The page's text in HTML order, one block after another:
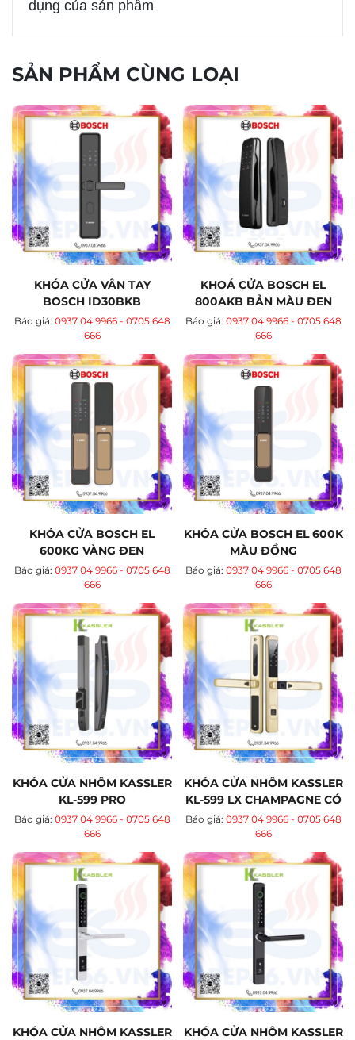
dụng của sản phẩm
SẢN PHẨM CÙNG LOẠI
KHÓA CỬA VÂN TAY
BOSCH ID30BKB
Báo giá: 0937 04 9966 - 0705 648
666
KHOÁ CỬA BOSCH EL
800AKB BẢN MÀU ĐEN
Báo giá: 0937 04 9966 - 0705 648
666
KHÓA CỬA BOSCH EL
600KG VÀNG ĐEN
Báo giá: 0937 04 9966 - 0705 648
666
KHÓA CỬA BOSCH EL 600K
MÀU ĐỒNG
Báo giá: 0937 04 9966 - 0705 648
666
KHÓA CỬA NHÔM KASSLER
KL-599 PRO
Báo giá: 0937 04 9966 - 0705 648
666
KHÓA CỬA NHÔM KASSLER
KL-599 LX CHAMPAGNE CÓ
APP WIFI
Báo giá: 0937 04 9966 - 0705 648
666
KHÓA CỬA NHÔM KASSLER
KHÓA CỬA NHÔM KASSLER